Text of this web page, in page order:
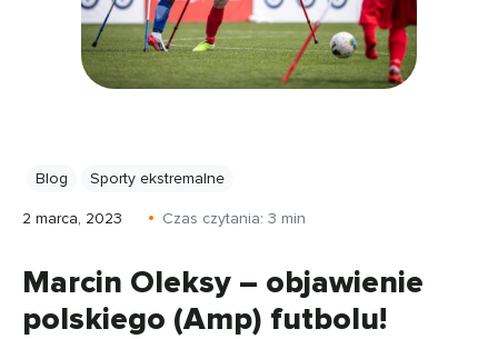
Blog Sporty ekstremalne
2 marca, 2023 Czas czytania: 3 min
Marcin Oleksy – objawienie
polskiego (Amp) futbolu!